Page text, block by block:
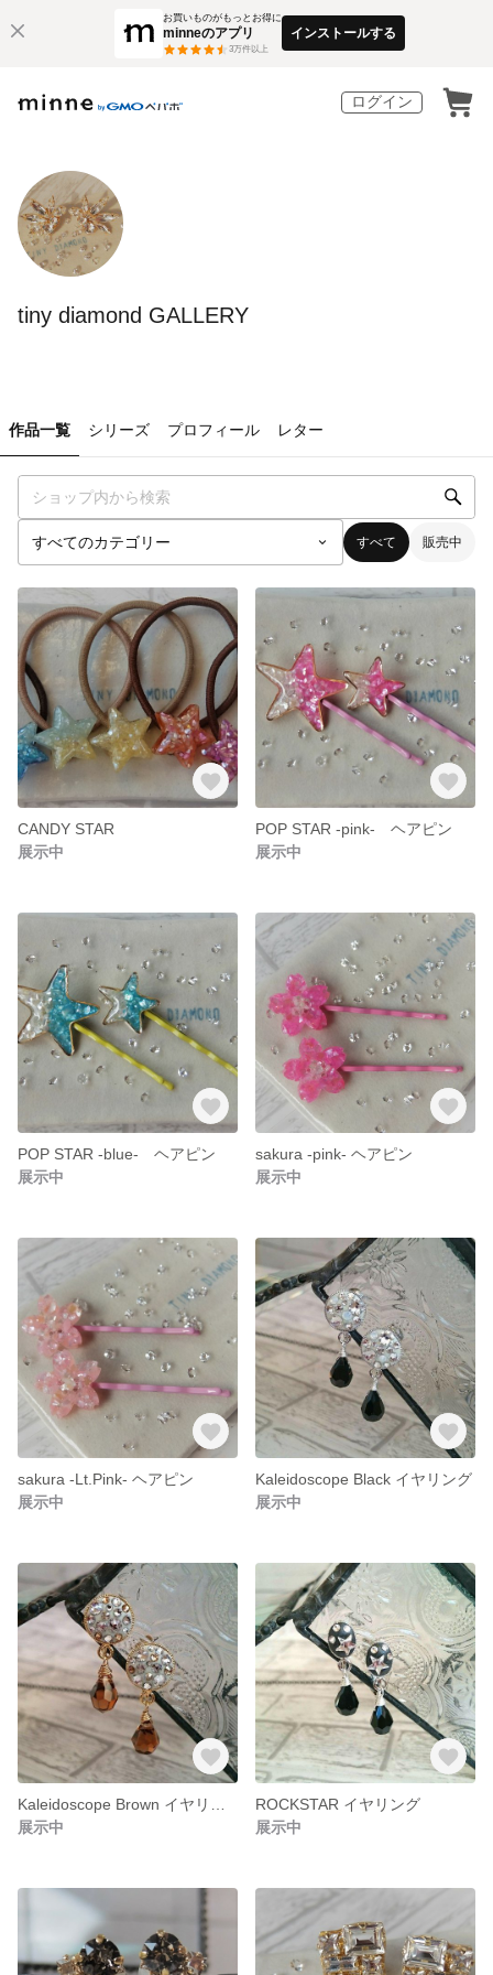
お買いものがもっとお得に
minneのアプリ
3万件以上
インストールする
ログイン
tiny diamond GALLERY
作品一覧 シリーズ プロフィール レター
すべて 販売中
CANDY STAR
展示中
POP STAR -pink- ヘアピン
展示中
POP STAR -blue- ヘアピン
展示中
sakura -pink- ヘアピン
展示中
sakura -Lt.Pink- ヘアピン
展示中
Kaleidoscope Black イヤリング
展示中
展示中
ROCKSTAR イヤリング
展示中